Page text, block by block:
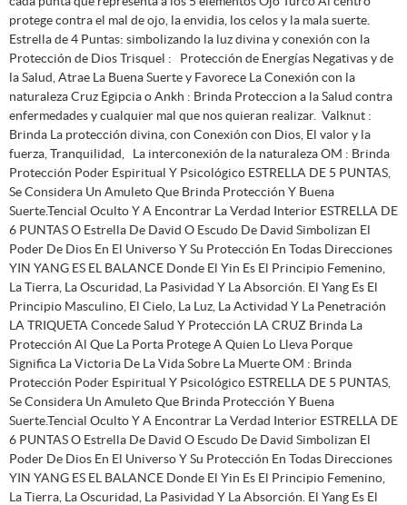
protege contra el mal de ojo, la envidia, los celos y la mala suerte.
Estrella de 4 Puntas: simbolizando la luz divina y conexión con la
Protección de Dios Trisquel : Protección de Energías Negativas y de
la Salud, Atrae La Buena Suerte y Favorece La Conexión con la
naturaleza Cruz Egipcia o Ankh : Brinda Proteccion a la Salud contra
enfermedades y cualquier mal que nos quieran realizar. Valknut :
Brinda La protección divina, con Conexión con Dios, El valor y la
fuerza, Tranquilidad, La interconexión de la naturaleza OM : Brinda
Protección Poder Espiritual Y Psicológico ESTRELLA DE 5 PUNTAS,
Se Considera Un Amuleto Que Brinda Protección Y Buena
Suerte.Tencial Oculto Y A Encontrar La Verdad Interior ESTRELLA DE
6 PUNTAS O Estrella De David O Escudo De David Simbolizan El
Poder De Dios En El Universo Y Su Protección En Todas Direcciones
YIN YANG ES EL BALANCE Donde El Yin Es El Principio Femenino,
La Tierra, La Oscuridad, La Pasividad Y La Absorción. El Yang Es El
Principio Masculino, El Cielo, La Luz, La Actividad Y La Penetración
LA TRIQUETA Concede Salud Y Protección LA CRUZ Brinda La
Protección Al Que La Porta Protege A Quien Lo Lleva Porque
Significa La Victoria De La Vida Sobre La Muerte OM : Brinda
Protección Poder Espiritual Y Psicológico ESTRELLA DE 5 PUNTAS,
Se Considera Un Amuleto Que Brinda Protección Y Buena
Suerte.Tencial Oculto Y A Encontrar La Verdad Interior ESTRELLA DE
6 PUNTAS O Estrella De David O Escudo De David Simbolizan El
Poder De Dios En El Universo Y Su Protección En Todas Direcciones
YIN YANG ES EL BALANCE Donde El Yin Es El Principio Femenino,
La Tierra, La Oscuridad, La Pasividad Y La Absorción. El Yang Es El